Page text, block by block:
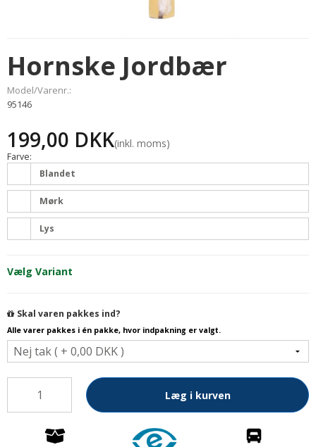
Hornske Jordbær
Model/Varenr.:
95146
199,00 DKK(inkl. moms)
Farve:
Blandet
Mørk
Lys
Vælg Variant
Skal varen pakkes ind?
Alle varer pakkes i én pakke, hvor indpakning er valgt.
Læg i kurven